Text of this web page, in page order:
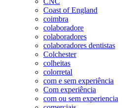
Coast of England
coimbra
colaboradore
colaboradores
colaboradores dentistas
Colchester
colheitas
colorretal
com e sem experiência
Com experiência
com ou sem experiencia